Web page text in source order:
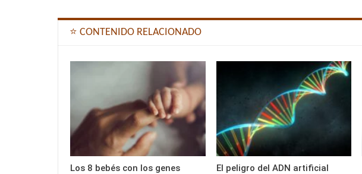
⭐ CONTENIDO RELACIONADO
Los 8 bebés con los genes
El peligro del ADN artificial